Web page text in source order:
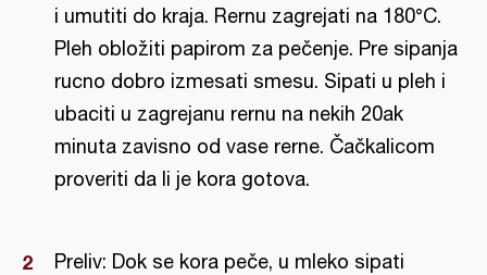
i umutiti do kraja. Rernu zagrejati na 180°C.
Pleh obložiti papirom za pečenje. Pre sipanja
rucno dobro izmesati smesu. Sipati u pleh i
ubaciti u zagrejanu rernu na nekih 20ak
minuta zavisno od vase rerne. Čačkalicom
proveriti da li je kora gotova.
Preliv: Dok se kora peče, u mleko sipati